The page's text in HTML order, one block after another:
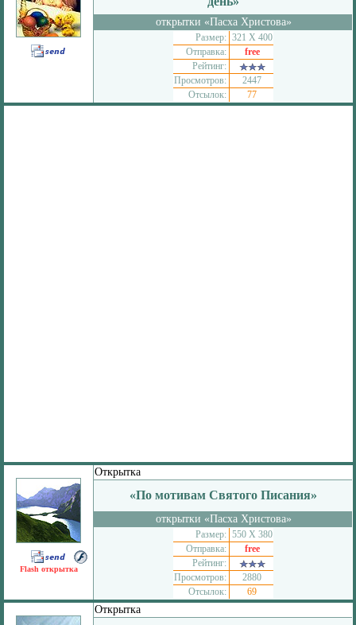
открытки «Пасха Христова»
Размер: 321 Х 400
Отправка:
free
Рейтинг:
Просмотров:
2447
Отсылок:
77
Flash открытка
Открытка
«По мотивам Святого Писания»
открытки «Пасха Христова»
Размер: 550 Х 380
Отправка:
free
Рейтинг:
Просмотров:
2880
Отсылок:
69
Открытка